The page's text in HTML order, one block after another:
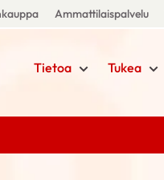
Ammattilaispalvelu
Tietoa Tukea